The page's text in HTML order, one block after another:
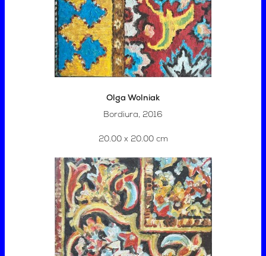
Olga Wolniak
Bordiura, 2016
20.00 x 20.00 cm